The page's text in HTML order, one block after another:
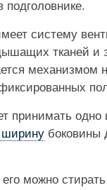
систему
тканей и
механизмом
принимать
боковины
можно